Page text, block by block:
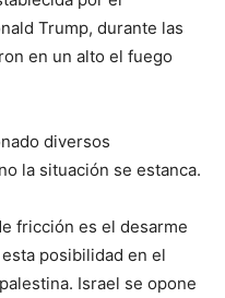
Trump, durante las
en un alto el fuego
diversos
la situación se estanca.
fricción es el desarme
posibilidad en el
Israel se opone